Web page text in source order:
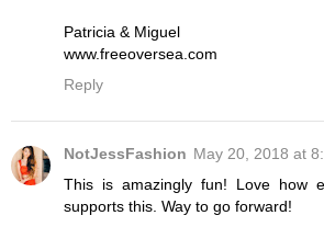
Patricia & Miguel
www.freeoversea.com
Reply
NotJessFashion May 20, 2018 at
This is amazingly fun! Love how
supports this. Way to go forward!